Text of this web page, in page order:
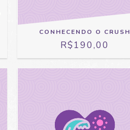
CONHECENDO O CRUSH
R$190,00